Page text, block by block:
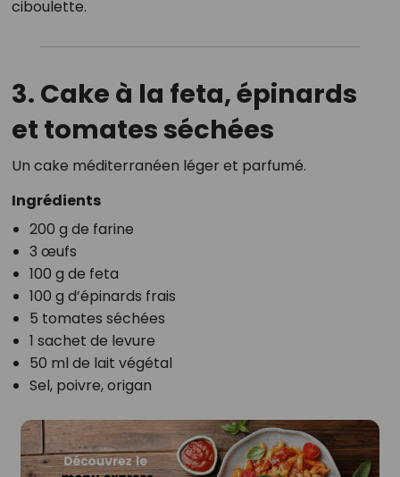
ciboulette.
3. Cake à la feta, épinards
et tomates séchées
Un cake méditerranéen léger et parfumé.
Ingrédients
200 g de farine
3 œufs
100 g de feta
100 g d’épinards frais
5 tomates séchées
1 sachet de levure
50 ml de lait végétal
Sel, poivre, origan